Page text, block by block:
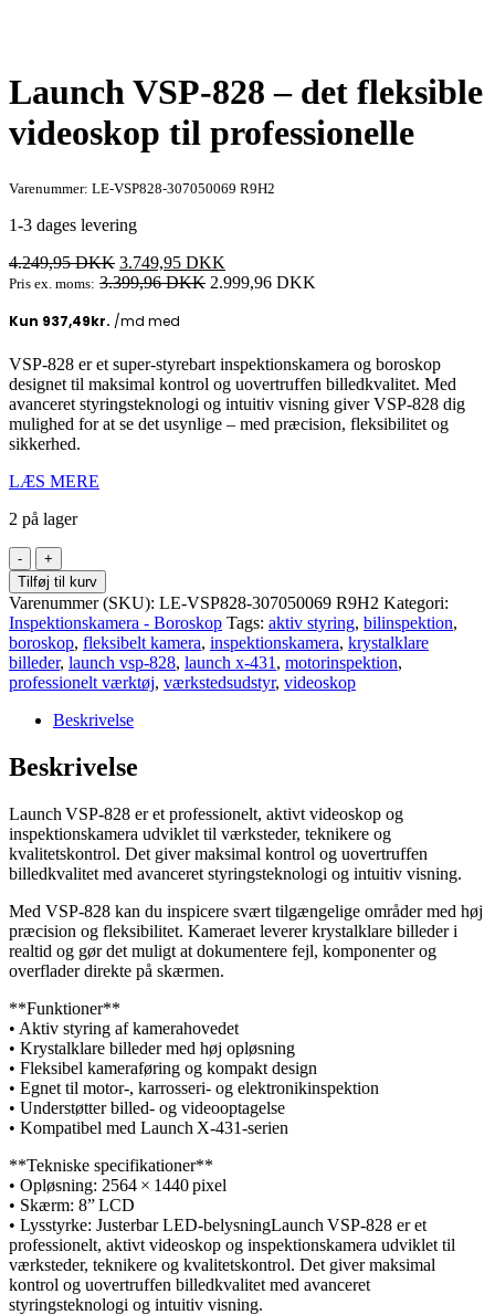
Launch VSP-828 – det fleksible
videoskop til professionelle
Varenummer: LE-VSP828-307050069 R9H2
1-3 dages levering
4.249,95DKK Den
oprindelige
var:
3.749,95 DKK
aktuelle
Pris ex. moms: 3.399,96DKK 2.999,96 DKK
VSP‑828 er et super‑styrebart inspektionskamera og boroskop
designet til maksimal kontrol og uovertruffen billedkvalitet. Med
avanceret styringsteknologi og intuitiv visning giver VSP‑828 dig
mulighed for at se det usynlige – med præcision, fleksibilitet og
sikkerhed.
LÆS MERE
2 på lager
Launch
VSP-
828
-
det
fleksible
videoskop
til
professionelle
antal
Tilføj til kurv
Varenummer (SKU): LE-VSP828-307050069 R9H2 Kategori:
Inspektionskamera - Boroskop Tags: aktiv styring, bilinspektion,
boroskop, fleksibelt kamera, inspektionskamera, krystalklare
billeder, launch vsp‑828, launch x‑431 , motorinspektion,
professionelt værktøj, værkstedsudstyr, videoskop
Beskrivelse
Beskrivelse
Launch VSP‑828 er et professionelt, aktivt videoskop og
inspektionskamera udviklet til værksteder, teknikere og
kvalitetskontrol. Det giver maksimal kontrol og uovertruffen
billedkvalitet med avanceret styringsteknologi og intuitiv visning.
Med VSP‑828 kan du inspicere svært tilgængelige områder med høj
præcision og fleksibilitet. Kameraet leverer krystalklare billeder i
realtid og gør det muligt at dokumentere fejl, komponenter og
overflader direkte på skærmen.
**Funktioner**
• Aktiv styring af kamerahovedet
• Krystalklare billeder med høj opløsning
• Fleksibel kameraføring og kompakt design
• Egnet til motor‑, karrosseri‑ og elektronikinspektion
• Understøtter billed‑ og videooptagelse
• Kompatibel med Launch X‑431‑serien
**Tekniske specifikationer**
• Opløsning: 2564 × 1440 pixel
• Skærm: 8” LCD
• Lysstyrke: Justerbar LED‑belysningLaunch VSP‑828 er et
professionelt, aktivt videoskop og inspektionskamera udviklet til
værksteder, teknikere og kvalitetskontrol. Det giver maksimal
kontrol og uovertruffen billedkvalitet med avanceret
styringsteknologi og intuitiv visning.